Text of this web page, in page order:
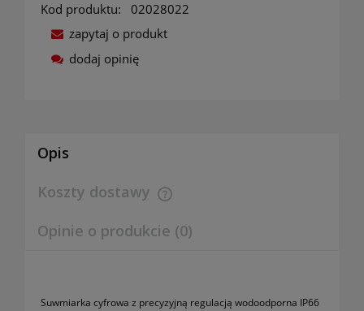
Kod produktu:
02028022
zapytaj o produkt
dodaj opinię
Opis
Koszty dostawy
Cena nie zawiera ewentualnych kosztów płatności
Opinie o produkcie (0)
Suwmiarka cyfrowa z precyzyjną regulacją wodoodporna IP66